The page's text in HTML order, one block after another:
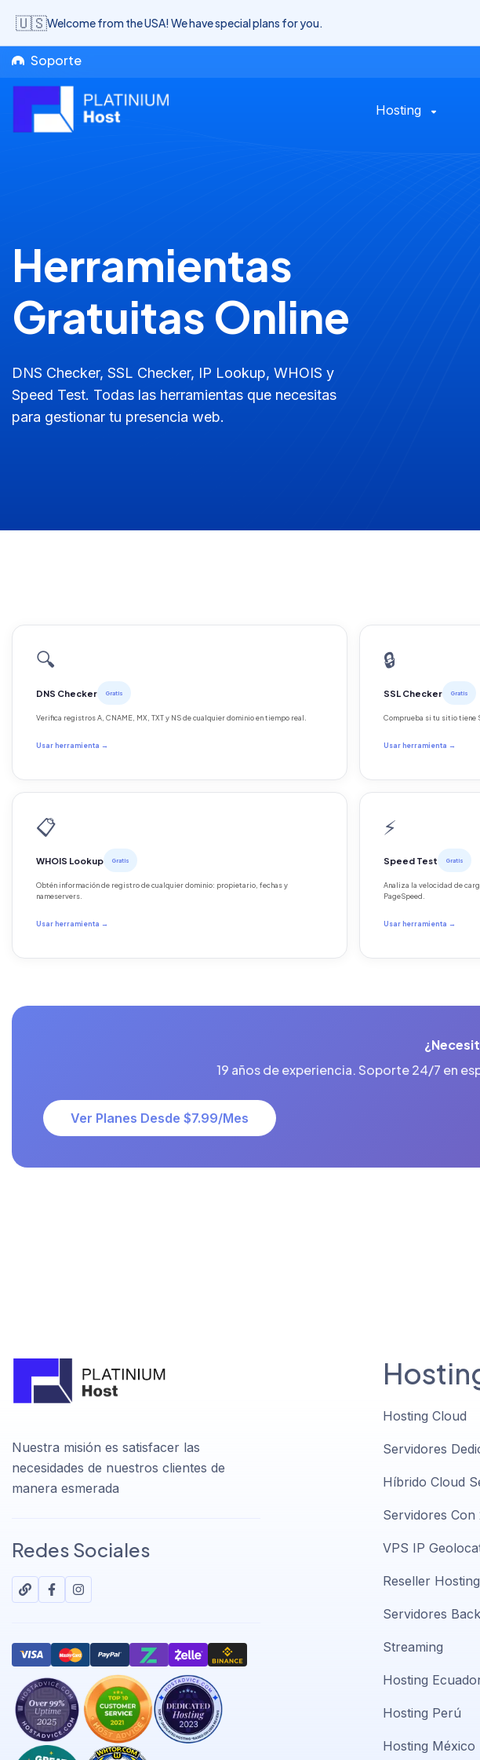
Soporte
Hosting
🇺🇸Welcome from the USA! We have special plans for you.
Herramientas
Gratuitas Online
DNS Checker, SSL Checker, IP Lookup, WHOIS y
Speed Test. Todas las herramientas que necesitas
para gestionar tu presencia web.
🔍
DNS Checker Gratis
Verifica registros A, CNAME, MX, TXT y NS de cualquier dominio en tiempo real.
Usar herramienta →
🔒
SSL Checker Gratis
Comprueba si tu sitio tiene
Usar herramienta →
📋
WHOIS Lookup Gratis
Obtén información de registro de cualquier dominio: propietario, fechas y
nameservers.
Usar herramienta →
⚡
Speed Test Gratis
Analiza la velocidad de
PageSpeed.
Usar herramienta →
19 años de experiencia. Soporte 24/7 en
Ver Planes Desde $7.99/mes
Nuestra misión es satisfacer las
necesidades de nuestros clientes de
manera esmerada
Redes Sociales
Hosting Cloud
Servidores
Híbrido Cloud
Servidores Con
VPS IP
Reseller Hosting
Servidores
Streaming
Hosting
Hosting Perú
Hosting México